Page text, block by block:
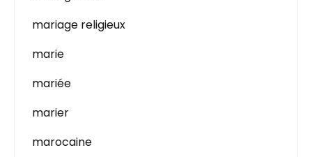
mariage religieux
marie
mariée
marier
marocaine